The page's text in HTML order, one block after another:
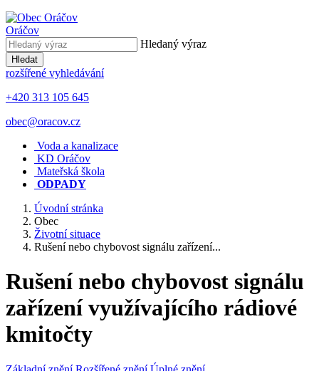
Oráčov
Hledaný výraz
Hledat
rozšířené vyhledávání
+420 313 105 645
obec@oracov.cz
Voda a kanalizace
KD Oráčov
Mateřská škola
ODPADY
Úvodní stránka
Obec
Životní situace
Rušení nebo chybovost signálu zařízení...
Rušení nebo chybovost signálu
zařízení využívajícího rádiové
kmitočty